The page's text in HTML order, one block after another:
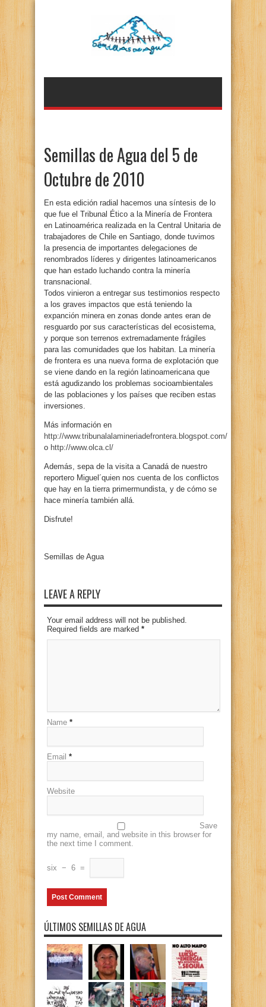
Semillas de Agua del 5 de
Octubre de 2010
En esta edición radial hacemos una síntesis de lo
que fue el Tribunal Ético a la Minería de Frontera
en Latinoamérica realizada en la Central Unitaria de
trabajadores de Chile en Santiago, donde tuvimos
la presencia de importantes delegaciones de
renombrados líderes y dirigentes latinoamericanos
que han estado luchando contra la minería
transnacional.
Todos vinieron a entregar sus testimonios respecto
a los graves impactos que está teniendo la
expanción minera en zonas donde antes eran de
resguardo por sus características del ecosistema,
y porque son terrenos extremadamente frágiles
para las comunidades que los habitan. La minería
de frontera es una nueva forma de explotación que
se viene dando en la región latinoamericana que
está agudizando los problemas socioambientales
de las poblaciones y los países que reciben estas
inversiones.
Más información en
http://www.tribunalalamineriadefrontera.blogspot.com/
o http://www.olca.cl/
Además, sepa de la visita a Canadá de nuestro
reportero Miguel´quien nos cuenta de los conflictos
que hay en la tierra primermundista, y de cómo se
hace minería también allá.
Disfrute!
Semillas de Agua
LEAVE A REPLY
Your email address will not be published.
Required fields are marked *
Name *
Email *
Website
Save
my name, email, and website in this browser for
the next time I comment.
six − 6 =
ÚLTIMOS SEMILLAS DE AGUA